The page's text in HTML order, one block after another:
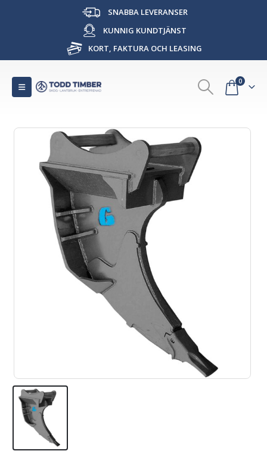
SNABBA LEVERANSER
KUNNIG KUNDTJÄNST
KORT, FAKTURA OCH LEASING
0